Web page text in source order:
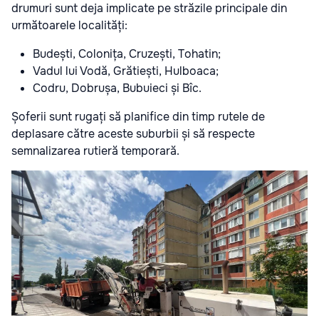
drumuri sunt deja implicate pe străzile principale din
următoarele localități:
Budești, Colonița, Cruzești, Tohatin;
Vadul lui Vodă, Grătiești, Hulboaca;
Codru, Dobrușa, Bubuieci și Bîc.
Șoferii sunt rugați să planifice din timp rutele de
deplasare către aceste suburbii și să respecte
semnalizarea rutieră temporară.